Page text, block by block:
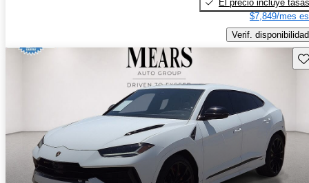
El precio incluye tasas
$7,849/mes
Verif. disponibilidad